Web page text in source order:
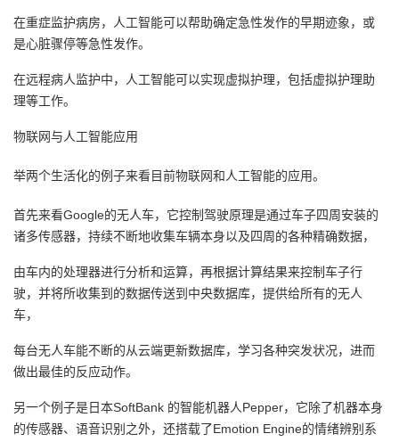
在重症监护病房，人工智能可以帮助确定急性发作的早期迹象 ，或
是心脏骤停等急性发作。
在远程病人监护中，人工智能可以实现虚拟护理， 包括虚拟护理助
理等工作。
物联网与人工智能应用
举两个生活化的例子来看目前物联网和人工智能的应用。
首先来看Google的无人车，它控制驾驶原理是通过车子四周安装的
诸多传感器，持续不断地收集车辆本身以及四周的各种精确数据，
由车内的处理器进行分析和运算，再根据计算结果来控制车子行
驶，并将所收集到的数据传送到中央数据库，提供给所有的无人
车，
每台无人车能不断的从云端更新数据库，学习各种突发状况，进而
做出最佳的反应动作。
另一个例子是日本SoftBank 的智能机器人Pepper，它除了机器本身
的传感器、语音识别之外，还搭载了Emotion Engine的情绪辨别系